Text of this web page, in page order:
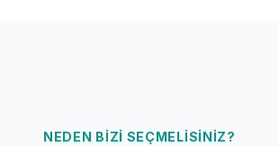
NEDEN BIZI SEÇMELISINIZ?